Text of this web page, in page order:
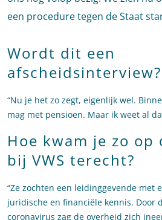
een procedure tegen de Staat
Wordt dit een
afscheidsinterview?
“Nu je het zo zegt, eigenlijk wel.
mag met pensioen. Maar ik weet al
Hoe kwam je zo op
bij VWS terecht?
“Ze zochten een leidinggevende met
juridische en financiële kennis. Door
coronavirus zag de overheid zich